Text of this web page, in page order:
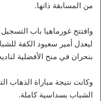
من المسابقة ذاتها.
بنحران في منح الأفضلية لناديه قبل 6 دقائق عن
وكانت نتيجة مباراة الذهاب
الشباب بسداسية كاملة.